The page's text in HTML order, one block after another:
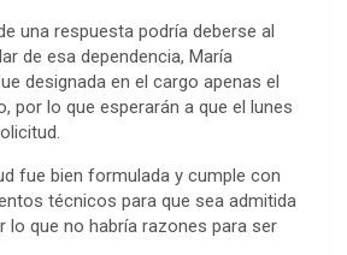
una respuesta podría deberse al
de esa dependencia, María
designada en el cargo apenas el
por lo que esperarán a que el lunes
fue bien formulada y cumple con
técnicos para que sea admitida
lo que no habría razones para ser